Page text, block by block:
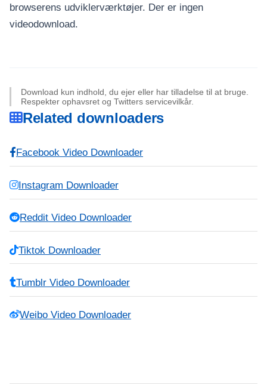
browserens udviklerværktøjer. Der er ingen
videodownload.
Download kun indhold, du ejer eller har tilladelse til at bruge.
Respekter ophavsret og Twitters servicevilkår.
Related downloaders
Facebook Video Downloader
Instagram Downloader
Reddit Video Downloader
Tiktok Downloader
Tumblr Video Downloader
Weibo Video Downloader